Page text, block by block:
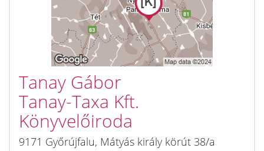
Tanay Gábor
Tanay-Taxa Kft.
Könyvelőiroda
9171 Győrújfalu, Mátyás király körút 38/a